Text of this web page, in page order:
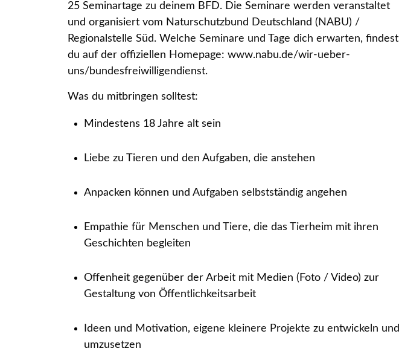
25 Seminartage zu deinem BFD. Die Seminare werden veranstaltet
und organisiert vom Naturschutzbund Deutschland (NABU) /
Regionalstelle Süd. Welche Seminare und Tage dich erwarten, findest
du auf der offiziellen Homepage: www.nabu.de/wir-ueber-
uns/bundesfreiwilligendienst.
Was du mitbringen solltest:
Mindestens 18 Jahre alt sein
Liebe zu Tieren und den Aufgaben, die anstehen
Anpacken können und Aufgaben selbstständig angehen
Empathie für Menschen und Tiere, die das Tierheim mit ihren
Geschichten begleiten
Offenheit gegenüber der Arbeit mit Medien (Foto / Video) zur
Gestaltung von Öffentlichkeitsarbeit
Ideen und Motivation, eigene kleinere Projekte zu entwickeln und
umzusetzen